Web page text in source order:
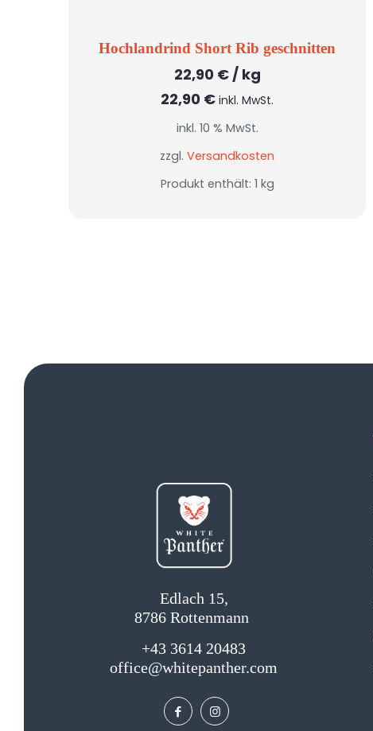
Hochlandrind Short Rib geschnitten
22,90 €/ kg
22,90 € inkl. MwSt.
inkl. 10 % MwSt.
zzgl.Versandkosten
Produkt enthält: 1 kg
Edlach 15,
8786 Rottenmann
+43 3614 20483
office@whitepanther.com